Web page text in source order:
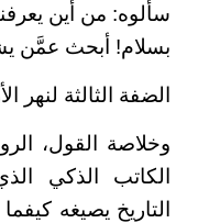
سألوه: من أين
بسلام! أبحث عمَّن
الضفة الثالثة
وخلاصة القول،
الكاتب الذكي
التاريخ يصيغه